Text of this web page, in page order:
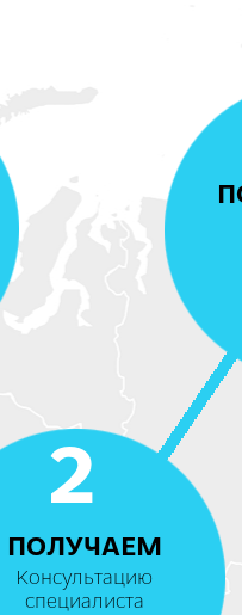
2
ПОЛУЧАЕМ
Консультацию
специалиста